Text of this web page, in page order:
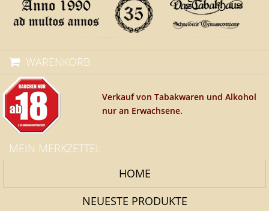
WARENKORB
Verkauf von Tabakwaren und Alkohol
nur an Erwachsene.
MEIN MERKZETTEL
HOME
NEUESTE PRODUKTE